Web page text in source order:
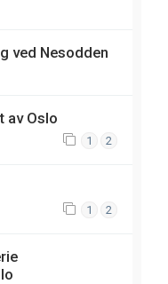
ved Nesodden
av Oslo
1 2
1 2